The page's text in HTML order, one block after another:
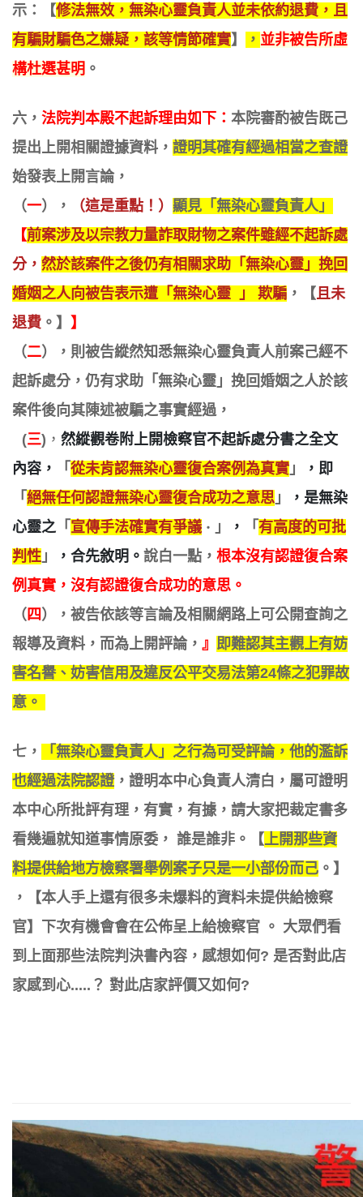
示： 【修法無效，無染心靈負責人並未依約退費，且
有騙財騙色之嫌疑，該等情節確實】 ， 並非被告所虛
構杜選甚明 。
六， 法院判本殿不起訴理由如下 ： 本院審酌被告既己
提出上開相關證據資料， 證明其確有經過相當之查證
始發表上開言論，
（一）， （這是重點！） 顯見「無染心靈負責人」
【前案涉及以宗教力量詐取財物之案件雖經不起訴處
分， 然於該案件之後仍有相關求助「無染心靈」挽回
婚姻之人向被告表示遭「無染心靈 」 欺騙 ，【且未
退費 。】 】
（二）， 則被告縱然知悉無染心靈負責人前案己經不
起訴處分，仍有求助「無染心靈」挽回婚姻之人於該
案件後向其陳述被騙之事實經過，
(三) ， 然縱觀卷附上開檢察官不起訴處分書之全文
內容，
「 從未肯認無染心靈復合案例為真實 」
，即
「 絕無任何認證無染心靈復合成功之意思 」
，是無染
心靈之 「 宣傳手法確實有爭議 ‧ 」 ， 「 有高度的可批
判性 」 ，合先敘明。 說白一點， 根本沒有認證復合案
例真實，沒有認證復合成功的意思。
（ 四 ），被告依該等言論及相關網路上可公開查詢之
報導及資料，而為上開評論， 』 即難認其主觀上有妨
害名譽、妨害信用及違反公平交易法第24條之犯罪故
意。
七 ， 「無染心靈負責人」之行為可受評論 ，他的濫訴
也經過法院認證，證明本中心負責人清白， 屬可證明
本中心所批評有理，有實，有據 ，請大家把裁定書多
看幾遍就知道事情原委， 誰是誰非。【上開那些資
料提供給地方檢察署舉例案子只是一小部份而己 。】​
，【本人手上還有很多未爆料的資料未提供給檢察
官】 下次有機會會在公佈呈上給檢察官 。 大眾們看
到上面那些法院判決書內容，感想如何? 是否對此店
家感到心.....？ 對此店家評價又如何?